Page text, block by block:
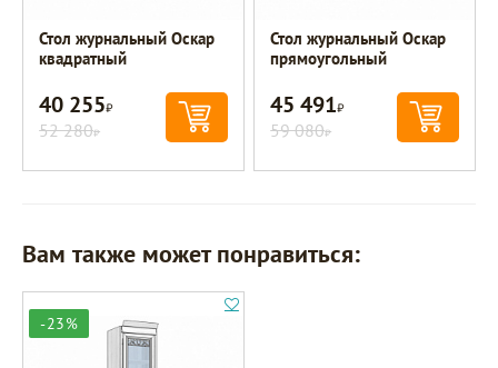
Стол журнальный Оскар
квадратный
40 255Р
52 280Р
Стол журнальный Оскар
прямоугольный
45 491Р
59 080Р
Вам также может понравиться:
-23%